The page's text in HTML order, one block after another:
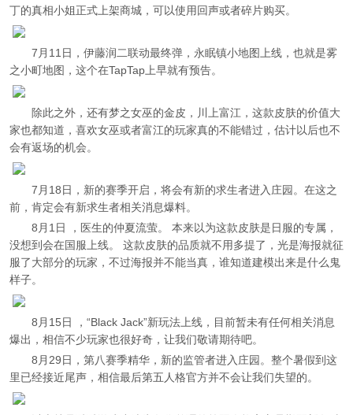
丁的真相小姐正式上架商城，可以使用回声或者碎片购买。
7月11日，伊藤润二联动最终弹，永眠镇小地图上线，也就是雾
之小町地图，这个在TapTap上早就有预告。
除此之外，还有梦之女巫的金皮，川上富江，这款皮肤的价值大
家也都知道，喜欢女巫或者富江的玩家真的不能错过，估计以后也不
会有返场的机会。
7月18日，新的赛季开启，将会有新的求生者进入庄园。在这之
前，肯定会有新求生者相关消息爆料。
8月1日 ，医生的仲夏流萤。 本来以为这款皮肤是日服的专属，
没想到会在国服上线。 这款皮肤的品质就不用多提了，光是海报就征
服了大部分的玩家，不过海报并不能当真，谁知道建模出来是什么鬼
样子。
8月15日 ，“Black Jack”新玩法上线，目前暂未有任何相关消息
爆出，相信不少玩家也很好奇，让我们敬请期待吧。
8月29日，第八赛季精华，新的监管者进入庄园。整个暑假到这
里已经接近尾声，相信最后第五人格官方并不会让我们失望的。